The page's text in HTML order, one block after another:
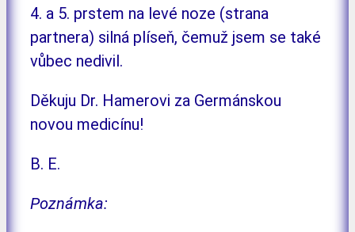
4. a 5. prstem na levé noze (strana
partnera) silná plíseň, čemuž jsem se také
vůbec nedivil.
Děkuju Dr. Hamerovi za Germánskou
novou medicínu!
B. E.
Poznámka: